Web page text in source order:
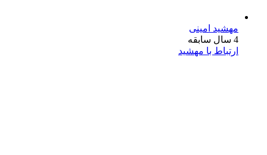
مهشید امینی
4 سال سابقه
ارتباط با مهشید